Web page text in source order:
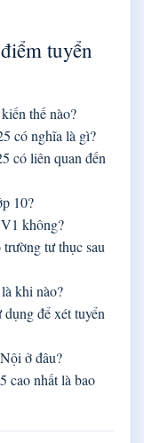
tuyển
thế nào?
có nghĩa là gì?
có liên quan đến
10?
không?
tư thục sau
khi nào?
để xét tuyển
ở đâu?
cao nhất là bao